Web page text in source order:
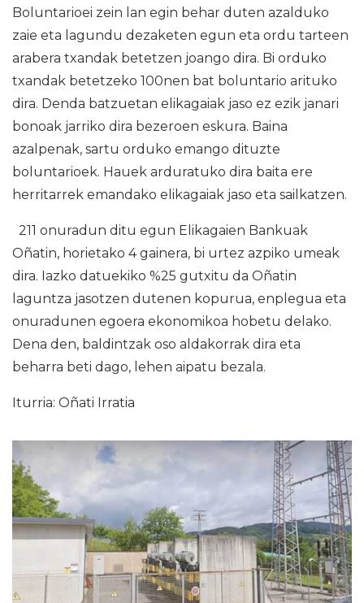
Boluntarioei zein lan egin behar duten azalduko
zaie eta lagundu dezaketen egun eta ordu tarteen
arabera txandak betetzen joango dira. Bi orduko
txandak betetzeko 100nen bat boluntario arituko
dira. Denda batzuetan elikagaiak jaso ez ezik janari
bonoak jarriko dira bezeroen eskura. Baina
azalpenak, sartu orduko emango dituzte
boluntarioek. Hauek arduratuko dira baita ere
herritarrek emandako elikagaiak jaso eta sailkatzen.
211 onuradun ditu egun Elikagaien Bankuak
Oñatin, horietako 4 gainera, bi urtez azpiko umeak
dira. Iazko datuekiko %25 gutxitu da Oñatin
laguntza jasotzen dutenen kopurua, enplegua eta
onuradunen egoera ekonomikoa hobetu delako.
Dena den, baldintzak oso aldakorrak dira eta
beharra beti dago, lehen aipatu bezala.
Iturria: Oñati Irratia